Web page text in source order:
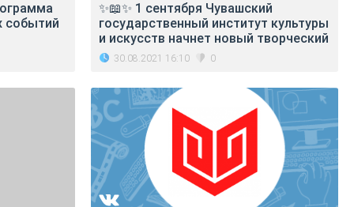
событий
✨📖✨ 1 сентября Чувашский
государственный институт культуры
и искусств начнет новый творческий
30.08.2021 16:10 0